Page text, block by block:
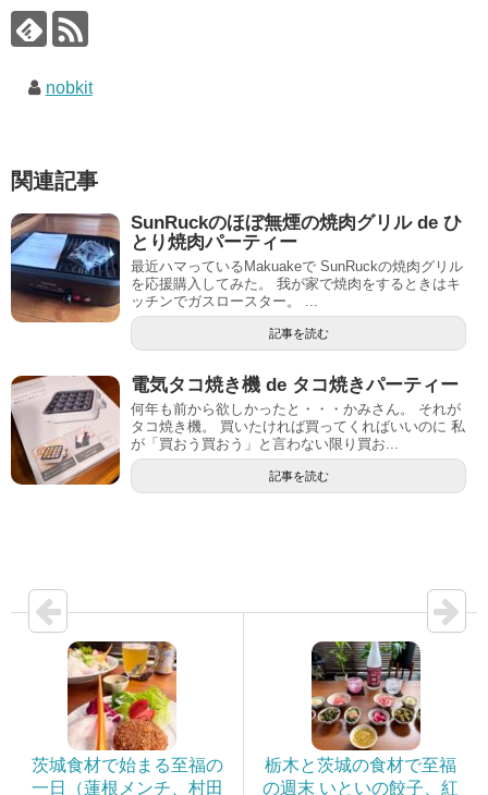
nobkit
関連記事
SunRuckのほぼ無煙の焼肉グリル de ひ
とり焼肉パーティー
最近ハマっているMakuakeで SunRuckの焼肉グリル
を応援購入してみた。 我が家で焼肉をするときはキ
ッチンでガスロースター。 ...
記事を読む
電気タコ焼き機 de タコ焼きパーティー
何年も前から欲しかったと・・・かみさん。 それが
タコ焼き機。 買いたければ買ってくればいいのに 私
が「買おう買おう」と言わない限り買お...
記事を読む
茨城食材で始まる至福の
一日（蓮根メンチ、村田
栃木と茨城の食材で至福
の週末 いといの餃子、紅